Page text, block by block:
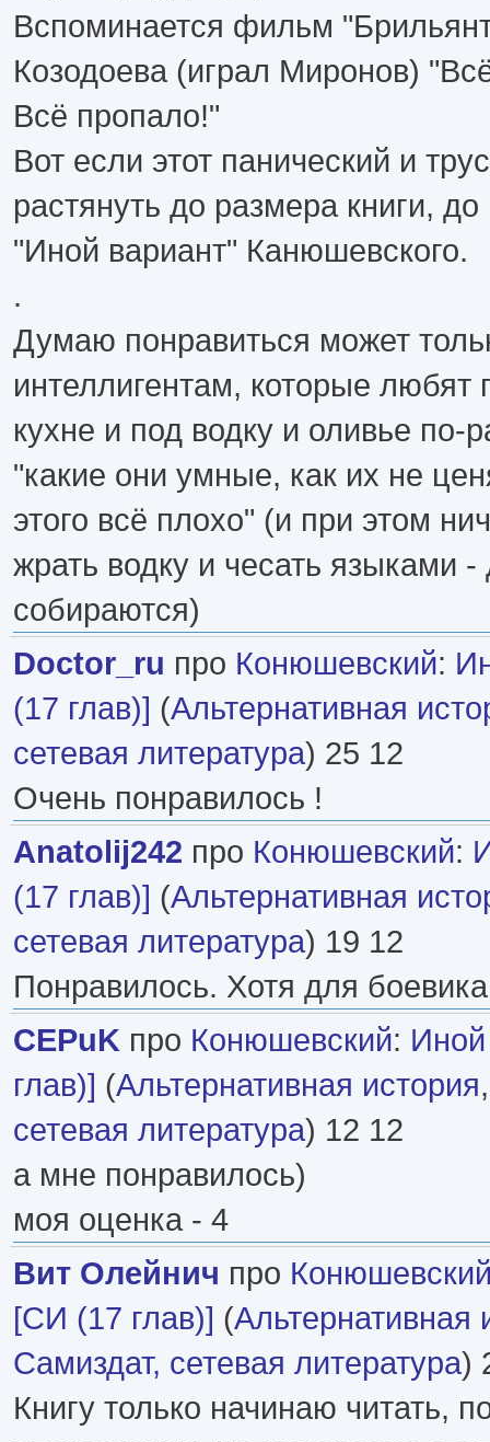
Вспоминается фильм
Козодоева (играл Миронов)
Всё пропало!"
Вот если этот панический и
растянуть до размера книги,
"Иной вариант" Канюшевского.
.
Думаю понравиться может
интеллигентам, которые любят
кухне и под водку и оливье по-
"какие они умные, как их не
этого всё плохо" (и при этом
жрать водку и чесать языками -
собираются)
Doctor_ru про Конюшевский:
(17 глав)] (Альтернативная
сетевая литература) 25 12
Очень понравилось !
Anatolij242 про Конюшевский:
(17 глав)] (Альтернативная
сетевая литература) 19 12
Понравилось. Хотя для боевика
CEPuK про Конюшевский:
глав)] (Альтернативная история
сетевая литература) 12 12
а мне понравилось)
моя оценка - 4
Вит Олейнич про
[СИ (17 глав)] (Альтернативная
Самиздат, сетевая литература)
Книгу только начинаю читать,